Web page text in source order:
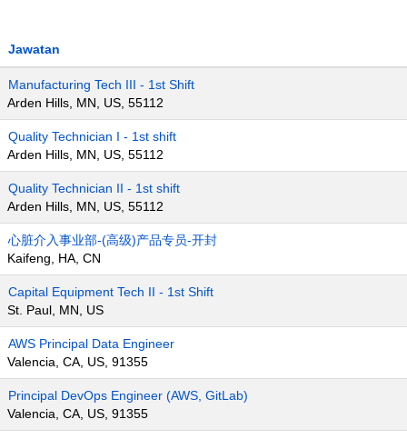
Jawatan
Manufacturing Tech III - 1st Shift
Arden Hills, MN, US, 55112
Quality Technician I - 1st shift
Arden Hills, MN, US, 55112
Quality Technician II - 1st shift
Arden Hills, MN, US, 55112
心脏介入事业部-(高级)产品专员-开封
Kaifeng, HA, CN
Capital Equipment Tech II - 1st Shift
St. Paul, MN, US
AWS Principal Data Engineer
Valencia, CA, US, 91355
Principal DevOps Engineer (AWS, GitLab)
Valencia, CA, US, 91355